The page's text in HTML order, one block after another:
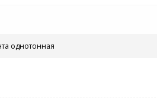
однотонная